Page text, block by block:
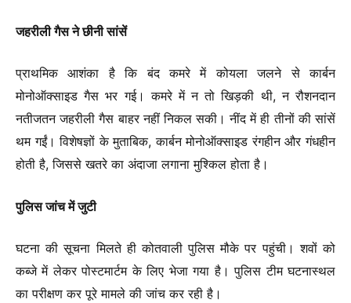
जहरीली गैस ने छीनी सांसें
प्राथमिक आशंका है कि बंद कमरे में कोयला जलने से कार्बन
मोनोऑक्साइड गैस भर गई। कमरे में न तो खिड़की थी, न रौशनदान
नतीजतन जहरीली गैस बाहर नहीं निकल सकी। नींद में ही तीनों की सांसें
थम गईं। विशेषज्ञों के मुताबिक, कार्बन मोनोऑक्साइड रंगहीन और गंधहीन
होती है, जिससे खतरे का अंदाजा लगाना मुश्किल होता है।
पुलिस जांच में जुटी
घटना की सूचना मिलते ही कोतवाली पुलिस मौके पर पहुंची। शवों को
कब्जे में लेकर पोस्टमार्टम के लिए भेजा गया है। पुलिस टीम घटनास्थल
का परीक्षण कर पूरे मामले की जांच कर रही है।